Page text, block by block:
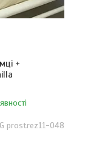
+
prostrez11-048